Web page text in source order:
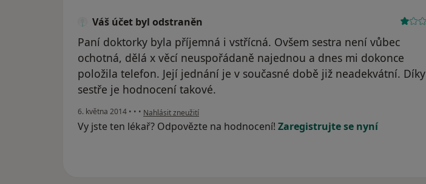
Váš účet byl odstraněn
Paní doktorky byla příjemná i vstřícná. Ovšem sestra není vůbec
ochotná, dělá x věcí neuspořádaně najednou a dnes mi dokonce
položila telefon. Její jednání je v současné době již neadekvátní. Díky
sestře je hodnocení takové.
6. května 2014 • • • podle názoru uživatele Váš účet byl odstraněn
Nahlásit zneužití
Vy jste ten lékař? Odpovězte na hodnocení! Zaregistrujte se nyní